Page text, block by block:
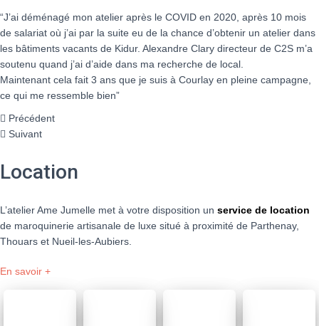
“J’ai déménagé mon atelier après le COVID en 2020, après 10 mois
de salariat où j’ai par la suite eu de la chance d’obtenir un atelier dans
les bâtiments vacants de Kidur. Alexandre Clary directeur de C2S m’a
soutenu quand j’ai d’aide dans ma recherche de local.
Maintenant cela fait 3 ans que je suis à Courlay en pleine campagne,
ce qui me ressemble bien”
Précédent
Suivant
Location
L’atelier Ame Jumelle met à votre disposition un service de location
de maroquinerie artisanale de luxe situé à proximité de Parthenay,
Thouars et Nueil-les-Aubiers
En savoir +